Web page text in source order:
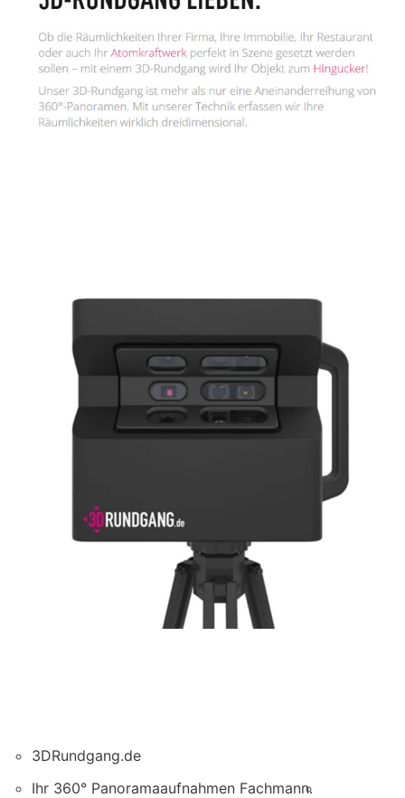
3DRundgang.de
Ihr 360° Panoramaaufnahmen Fachmann.